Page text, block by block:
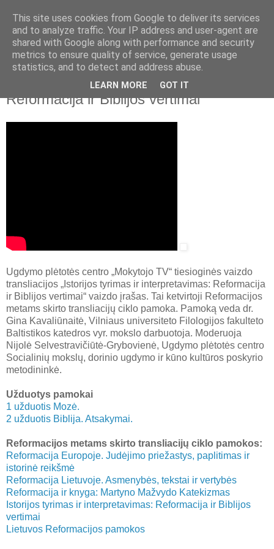
2017 m. lapkričio 14 d., antradienis
Istorijos tyrimas ir interpretavimas:
Reformacija ir Biblijos vertimai
Ugdymo plėtotės centro „Mokytojo TV“ tiesioginės vaizdo
transliacijos „Istorijos tyrimas ir interpretavimas: Reformacija
ir Biblijos vertimai“ vaizdo įrašas. Tai ketvirtoji Reformacijos
metams skirto transliacijų ciklo pamoka. Pamoką veda dr.
Gina Kavaliūnaitė, Vilniaus universiteto Filologijos fakulteto
Baltistikos katedros vyr. mokslo darbuotoja. Moderuoja
Nijolė Selvestravičiūtė-Grybovienė, Ugdymo plėtotės centro
Socialinių mokslų, dorinio ugdymo ir kūno kultūros poskyrio
metodininkė.
Užduotys pamokai
1 užduotis Mozė.
2 užduotis Biblija. Atsakymai.
Reformacijos metams skirto transliacijų ciklo pamokos:
Reformacija Europoje. Judėjimo priežastys, paplitimas ir
istorinė reikšmė
Reformacija Lietuvoje. Asmenybės, tekstai ir vertybės
Reformacija ir knyga: Martyno Mažvydo Katekizmas
Istorijos tyrimas ir interpretavimas: Reformacija ir Biblijos
vertimai
Lietuvos Reformacijos pamokos
This site uses cookies from Google to deliver its services
and to analyze traffic. Your IP address and user-agent are
shared with Google along with performance and security
metrics to ensure quality of service, generate usage
statistics, and to detect and address abuse.
LEARN MORE GOT IT